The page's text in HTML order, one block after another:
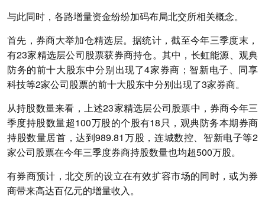
与此同时，各路增量资金纷纷加码布局北交所相关概念。
首先，券商大举加仓精选层。据统计，截至今年三季度末，
有23家精选层公司股票获券商持仓。其中，长虹能源、观典
防务的前十大股东中分别出现了4家券商；智新电子、同享
科技等2家公司股票的前十大股东中分别出现了3家券商。
从持股数量来看，上述23家精选层公司股票中，券商今年三
季度持股数量超100万股的个股有18只，观典防务本期券商
持股数量居首，达到989.81万股，连城数控、智新电子等2
家公司股票在今年三季度券商持股数量也均超500万股。
有券商预计，北交所的设立在有效扩容市场的同时，或为券
商带来高达百亿元的增量收入。